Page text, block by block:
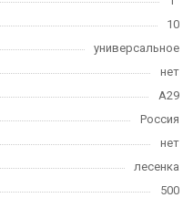
10
универсальное
нет
А29
Россия
нет
лесенка
500